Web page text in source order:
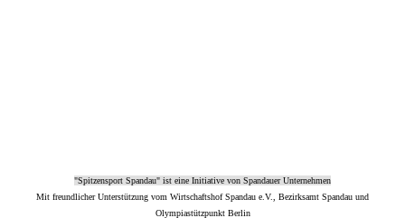
"Spitzensport Spandau" ist eine Initiative von Spandauer Unternehmen
Mit freundlicher Unterstützung vom Wirtschaftshof Spandau e.V., Bezirksamt Spandau und
Olympiastützpunkt Berlin